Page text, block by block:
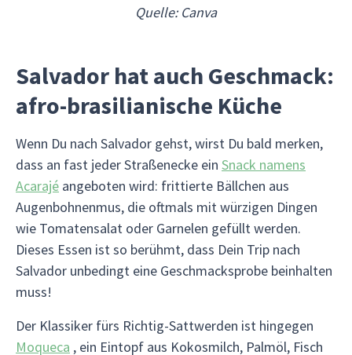
Quelle: Canva
Salvador hat auch Geschmack:
afro-brasilianische Küche
Wenn Du nach Salvador gehst, wirst Du bald merken,
dass an fast jeder Straßenecke ein Snack namens
Acarajé angeboten wird: frittierte Bällchen aus
Augenbohnenmus, die oftmals mit würzigen Dingen
wie Tomatensalat oder Garnelen gefüllt werden.
Dieses Essen ist so berühmt, dass Dein Trip nach
Salvador unbedingt eine Geschmacksprobe beinhalten
muss!
Der Klassiker fürs Richtig-Sattwerden ist hingegen
Moqueca , ein Eintopf aus Kokosmilch, Palmöl, Fisch